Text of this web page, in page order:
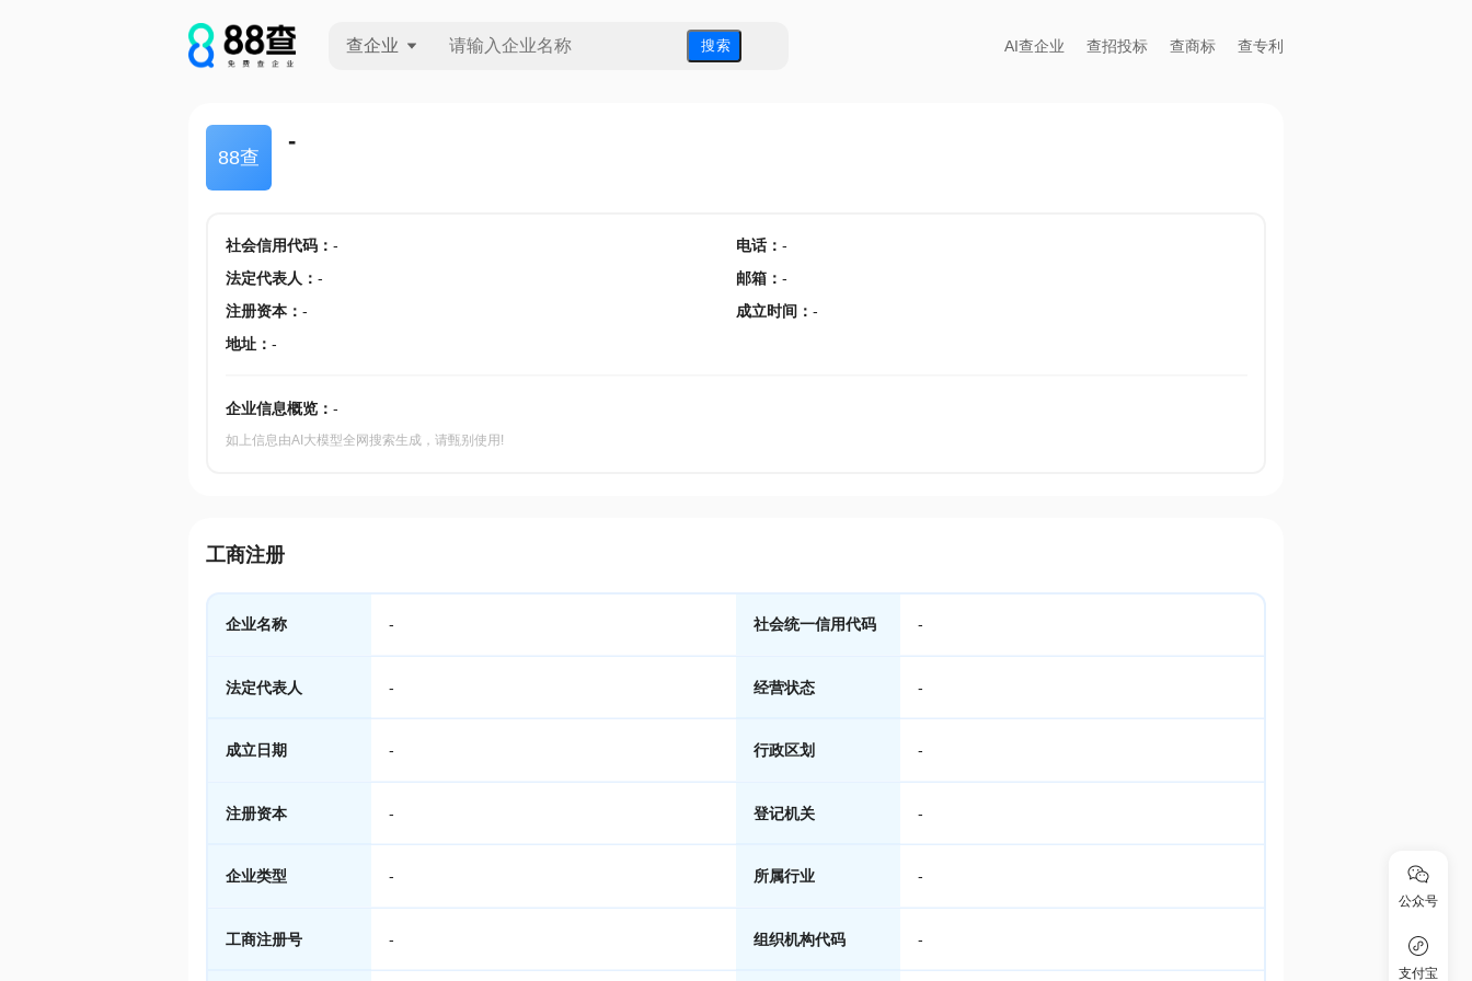
查企业 搜 索 AI查企业 查招投标 查商标 查专利
88查
-
社会信用代码： - 电话： -
法定代表人 ： - 邮箱 ： -
注册资本： - 成立时间 ： -
地址： -
企业信息概览： -
如上信息由AI大模型全网搜索生成，请甄别使用!
工商注册
企业名称 - 社会统一信用代码 -
法定代表人 - 经营状态 -
成立日期 - 行政区划 -
注册资本 - 登记机关 -
企业类型 - 所属行业 -
工商注册号 - 组织机构代码 -
公众号
支付宝